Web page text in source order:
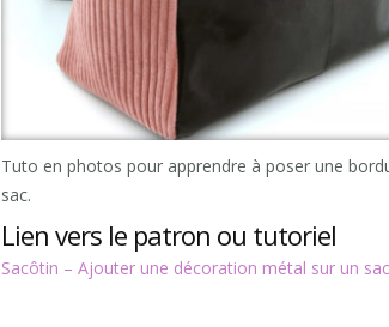
Tuto en photos pour apprendre à poser une
sac.
Lien vers le patron ou tutoriel
Sacôtin – Ajouter une décoration métal sur un sac